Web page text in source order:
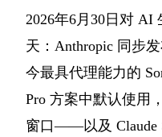
2026年6月30日对 AI
天：Anthropic 同步
今最具代理能力的
Pro 方案中默认使用
窗口——以及 Claude